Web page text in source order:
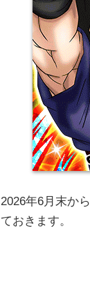
2026年6月末か
ておきます。